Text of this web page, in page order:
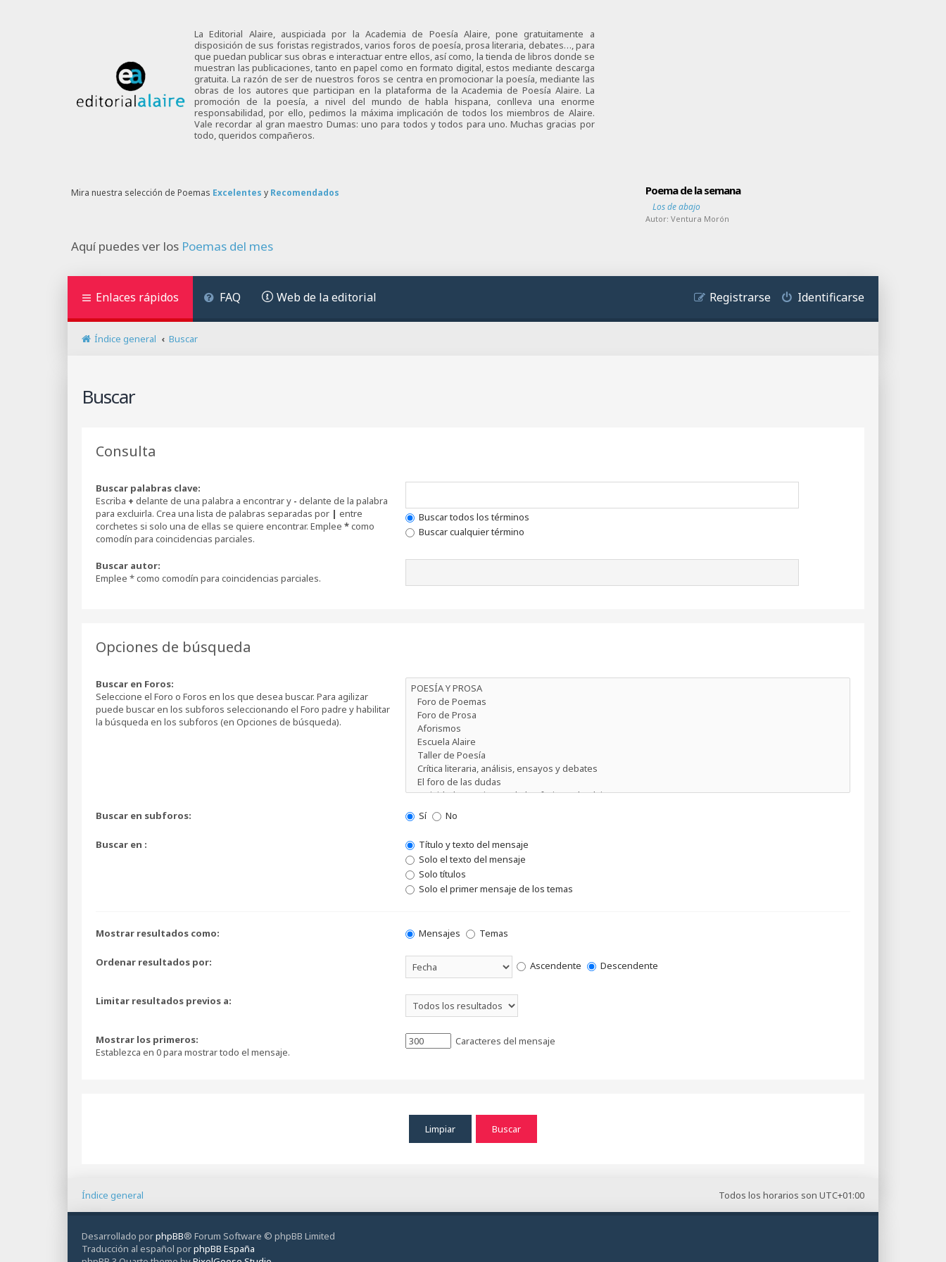
La Editorial Alaire, auspiciada por la Academia de Poesía Alaire, pone gratuitamente a
disposición de sus foristas registrados, varios foros de poesía, prosa literaria, debates…, para
que puedan publicar sus obras e interactuar entre ellos, así como, la tienda de libros donde se
muestran las publicaciones, tanto en papel como en formato digital, estos mediante descarga
gratuita. La razón de ser de nuestros foros se centra en promocionar la poesía, mediante las
obras de los autores que participan en la plataforma de la Academia de Poesía Alaire. La
promoción de la poesía, a nivel del mundo de habla hispana, conlleva una enorme
responsabilidad, por ello, pedimos la máxima implicación de todos los miembros de Alaire.
Vale recordar al gran maestro Dumas: uno para todos y todos para uno. Muchas gracias por
todo, queridos compañeros.
Mira nuestra selección de Poemas Excelentes y Recomendados Poema de la semana
Los de abajo
Autor:Ventura Morón
Aquí puedes ver los Poemas del mes
Enlaces rápidos FAQ Web de la editorial Identificarse
Registrarse
Índice general Buscar
Buscar
Consulta
Buscar palabras clave:
Escriba + delante de una palabra a encontrar y - delante de la palabra
para excluirla. Crea una lista de palabras separadas por | entre
corchetes si solo una de ellas se quiere encontrar. Emplee *como
comodín para coincidencias parciales.
Buscar todos los términos
Buscar cualquier término
Buscar autor:
Emplee * como comodín para coincidencias parciales.
Opciones de búsqueda
Buscar en Foros:
Seleccione el Foro o Foros en los que desea buscar. Para agilizar
puede buscar en los subforos seleccionando el Foro padre y habilitar
la búsqueda en los subforos (en Opciones de búsqueda).
Buscar en subforos: Sí No
Buscar en :
Título y texto del mensaje
Solo el texto del mensaje
Solo títulos
Solo el primer mensaje de los temas
Mostrar resultados como: Mensajes Temas
Ordenar resultados por: Ascendente Descendente
Limitar resultados previos a:
Mostrar los primeros:
Establezca en 0 para mostrar todo el mensaje.
Caracteres del mensaje
Todos los horarios son UTC+01:00
Índice general
Desarrollado porphpBB® Forum Software © phpBB Limited
Traducción al español porphpBB España